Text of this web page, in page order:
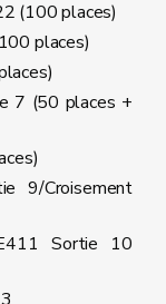
(100 places)
places)
7 (50 places +
9/Croisement
Sortie 10